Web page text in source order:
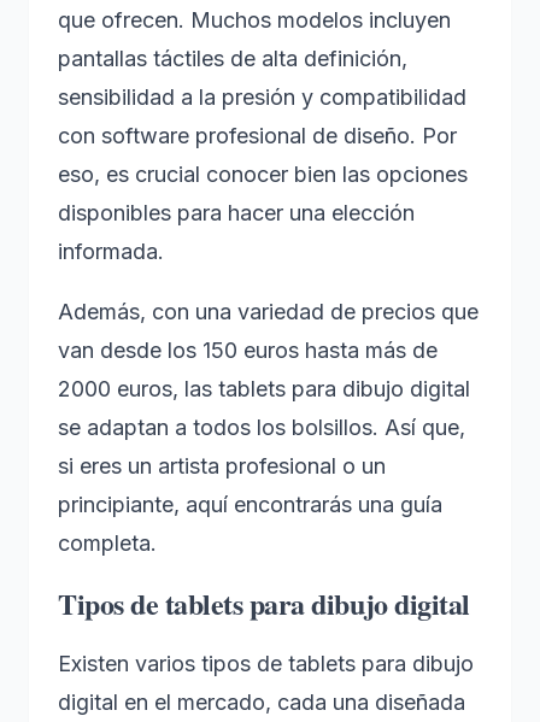
que ofrecen. Muchos modelos incluyen
pantallas táctiles de alta definición,
sensibilidad a la presión y compatibilidad
con software profesional de diseño. Por
eso, es crucial conocer bien las opciones
disponibles para hacer una elección
informada.
Además, con una variedad de precios que
van desde los 150 euros hasta más de
2000 euros, las tablets para dibujo digital
se adaptan a todos los bolsillos. Así que,
si eres un artista profesional o un
principiante, aquí encontrarás una guía
completa.
Tipos de tablets para dibujo digital
Existen varios tipos de tablets para dibujo
digital en el mercado, cada una diseñada